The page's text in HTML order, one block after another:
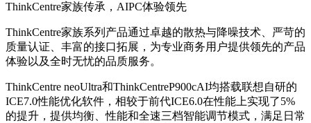
ThinkCentre家族传承，AIPC体验领先
ThinkCentre家族系列产品通过卓越的散热与降噪技术、严苛的
质量认证、丰富的接口拓展，为专业商务用户提供领先的产品
体验以及全时无忧的品质服务。
ThinkCentre neoUltra和ThinkCentreP900cAI均搭载联想自研的
ICE7.0性能优化软件，相较于前代ICE6.0在性能上实现了5%
的提升，提供均衡、性能和全速三档智能调节模式，满足日常